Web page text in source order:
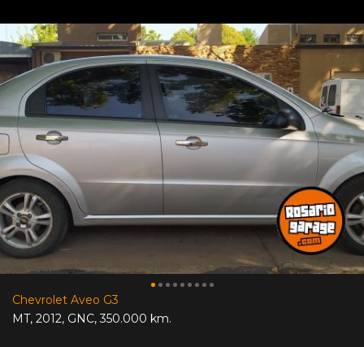
Chevrolet Aveo G3
MT, 2012, GNC,350.000 km.